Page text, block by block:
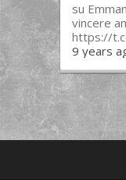
su
vincere
https://
9 years